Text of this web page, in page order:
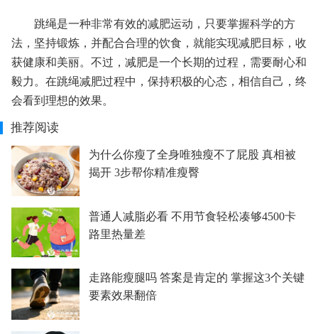
跳绳是一种非常有效的减肥运动，只要掌握科学的方
法，坚持锻炼，并配合合理的饮食，就能实现减肥目标，收
获健康和美丽。不过，减肥是一个长期的过程，需要耐心和
毅力。在跳绳减肥过程中，保持积极的心态，相信自己，终
会看到理想的效果。
推荐阅读
为什么你瘦了全身唯独瘦不了屁股 真相被
揭开 3步帮你精准瘦臀
普通人减脂必看 不用节食轻松凑够4500卡
路里热量差
走路能瘦腿吗 答案是肯定的 掌握这3个关键
要素效果翻倍